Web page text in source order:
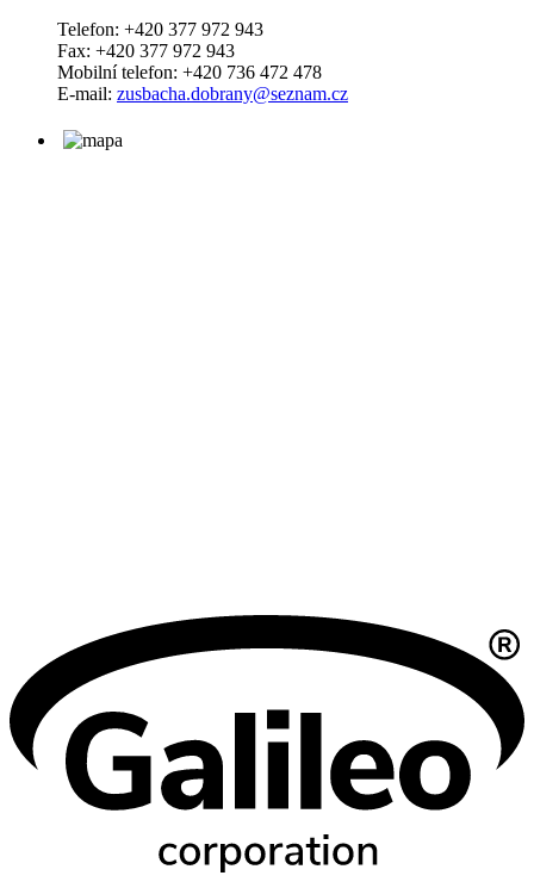
Telefon: +420 377 972 943
Fax: +420 377 972 943
Mobilní telefon: +420 736 472 478
E-mail: zusbacha.dobrany@seznam.cz